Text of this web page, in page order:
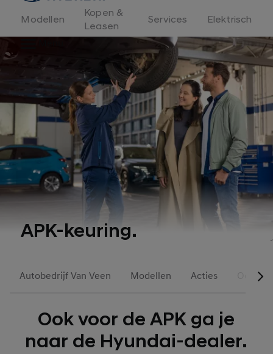
Modellen
Kopen &
Leasen
Services
Elektrisch
APK-keuring.
Autobedrijf Van Veen Modellen Acties
Ook voor de APK ga je
naar de Hyundai-dealer.